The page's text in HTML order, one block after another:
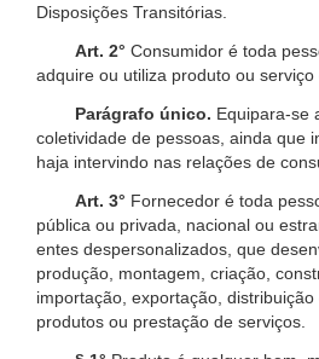
Disposições Transitórias.
Art. 2° Consumidor é toda
adquire ou utiliza produto ou
Parágrafo único. Equipara-se
coletividade de pessoas, ainda que
haja intervindo nas relações de
Art. 3° Fornecedor é toda
pública ou privada, nacional ou
entes despersonalizados, que
produção, montagem, criação,
importação, exportação,
produtos ou prestação de serviços.